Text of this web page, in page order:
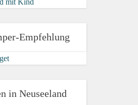
Empfehlung
in Neuseeland